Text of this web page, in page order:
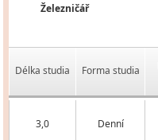
Železničář
Délka studia Forma studia
3,0 Denní